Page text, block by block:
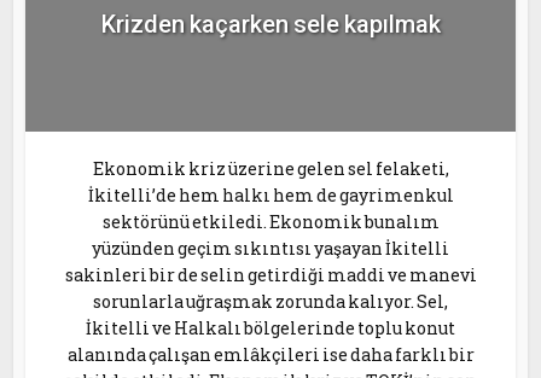
Krizden kaçarken sele kapılmak
Ekonomik kriz üzerine gelen sel felaketi,
İkitelli’de hem halkı hem de gayrimenkul
sektörünü etkiledi. Ekonomik bunalım
yüzünden geçim sıkıntısı yaşayan İkitelli
sakinleri bir de selin getirdiği maddi ve manevi
sorunlarla uğraşmak zorunda kalıyor. Sel,
İkitelli ve Halkalı bölgelerinde toplu konut
alanında çalışan emlâkçileri ise daha farklı bir